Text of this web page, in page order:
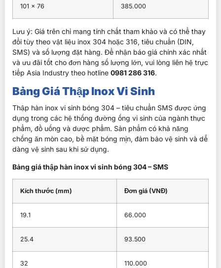
101 × 76 385.000
Lưu ý: Giá trên chỉ mang tính chất tham khảo và có thể thay
đổi tùy theo vật liệu inox 304 hoặc 316, tiêu chuẩn (DIN,
SMS) và số lượng đặt hàng. Để nhận báo giá chính xác nhất
và ưu đãi tốt cho đơn hàng số lượng lớn, vui lòng liên hệ trực
tiếp Asia Industry theo hotline 0981 286 316.
Bảng Giá Thập Inox Vi Sinh
Thập hàn inox vi sinh bóng 304 – tiêu chuẩn SMS được ứng
dụng trong các hệ thống đường ống vi sinh của ngành thực
phẩm, đồ uống và dược phẩm. Sản phẩm có khả năng
chống ăn mòn cao, bề mặt bóng mịn, đảm bảo vệ sinh và dễ
dàng vệ sinh sau khi sử dụng.
Bảng giá thập hàn inox vi sinh bóng 304 – SMS
Kích thước (mm) Đơn giá (VNĐ)
19.1 66.000
25.4 93.500
32 110.000